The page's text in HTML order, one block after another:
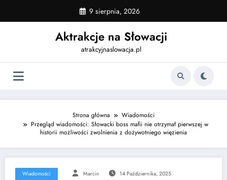
content
9 sierpnia, 2026
Aktrakcje na Słowacji
atrakcyjnaslowacja.pl
Strona główna
Wiadomości
Przegląd wiadomości: Słowacki boss mafii nie otrzymał pierwszej w
historii możliwości zwolnienia z dożywotniego więzienia
Wiadomości Marcin 14 Października, 2025